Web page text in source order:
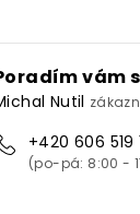
vám
Nutil
+420 606 519